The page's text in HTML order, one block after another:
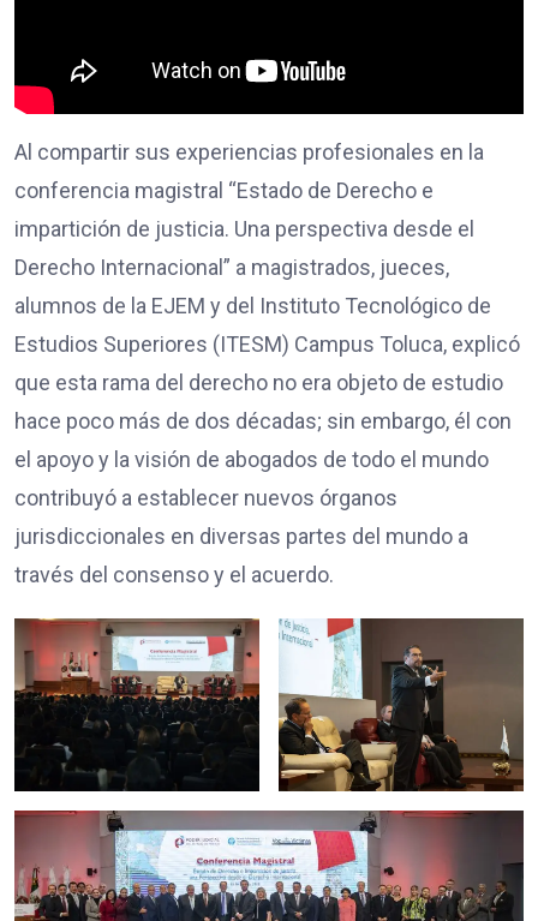
Al compartir sus experiencias profesionales en la
conferencia magistral “Estado de Derecho e
impartición de justicia. Una perspectiva desde el
Derecho Internacional” a magistrados, jueces,
alumnos de la EJEM y del Instituto Tecnológico de
Estudios Superiores (ITESM) Campus Toluca, explicó
que esta rama del derecho no era objeto de estudio
hace poco más de dos décadas; sin embargo, él con
el apoyo y la visión de abogados de todo el mundo
contribuyó a establecer nuevos órganos
jurisdiccionales en diversas partes del mundo a
través del consenso y el acuerdo.